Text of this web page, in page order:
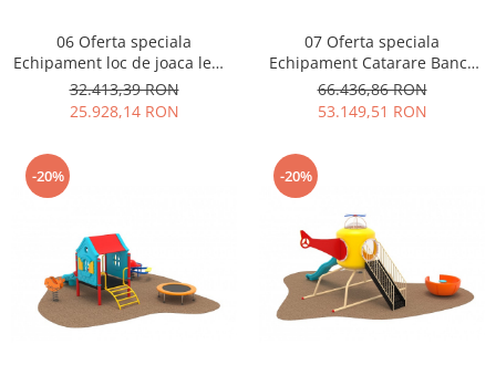
06 Oferta speciala
Echipament loc de joaca lemn
Scara Tobogan Balansoar
Cataratoare si Masa Picnic
32.413,39 RON
25.928,14 RON
07 Oferta speciala
Echipament Catarare Banca
Foisor si Rastel Biciclete
66.436,86 RON
53.149,51 RON
-20% -20%